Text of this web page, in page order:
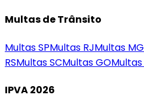
Multas de Trânsito
MultasSPMultas RJMultas MG
RSMultasSCMultasGOMultas
IPVA 2026